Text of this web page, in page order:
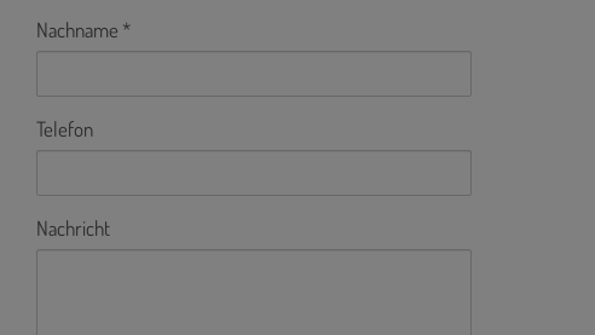
Nachname
Telefon
Nachricht